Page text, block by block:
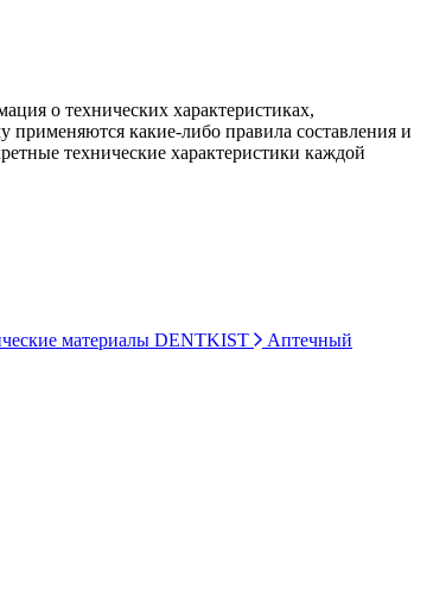
о технических характеристиках,
применяются какие-либо правила составления и
технические характеристики каждой
материалы DENTKIST
Аптечный